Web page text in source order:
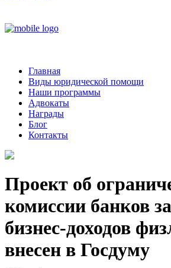
Главная
Виды юридической помощи
Наши программы
Адвокаты
Награды
Блог
Контакты
Проект об
комиссии банков
бизнес-доходов
внесен в Госдуму